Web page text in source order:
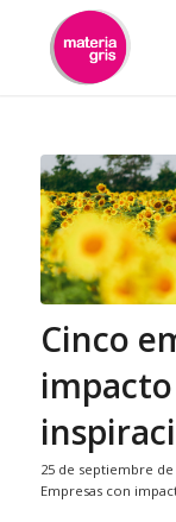
contenido
Cinco
25 de septiembre de
Empresas con